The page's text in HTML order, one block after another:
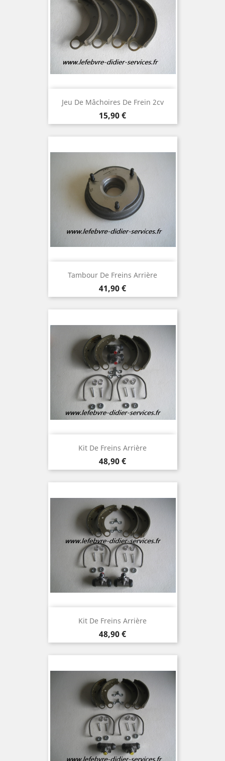
Jeu De Mâchoires De Frein 2cv
Prix
15,90 €
Tambour De Freins Arrière
Prix
41,90 €
Kit De Freins Arrière
Prix
48,90 €
Kit De Freins Arrière
Prix
48,90 €